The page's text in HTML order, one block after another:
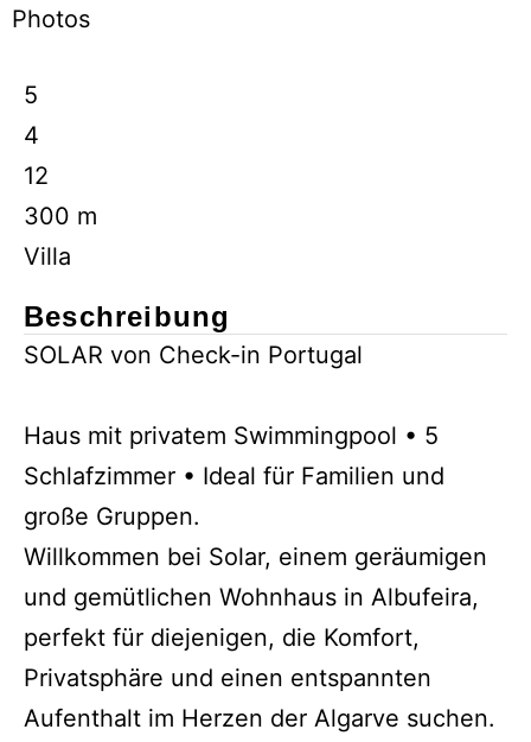
Photos
5
4
12
300 m
Villa
Beschreibung
SOLAR von Check-in Portugal
Haus mit privatem Swimmingpool • 5
Schlafzimmer • Ideal für Familien und
große Gruppen.
Willkommen bei Solar, einem geräumigen
und gemütlichen Wohnhaus in Albufeira,
perfekt für diejenigen, die Komfort,
Privatsphäre und einen entspannten
Aufenthalt im Herzen der Algarve suchen.